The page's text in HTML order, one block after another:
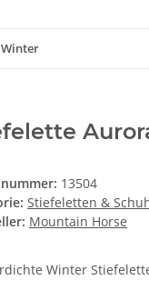
13504
Stiefeletten &
Mountain Horse
Winter